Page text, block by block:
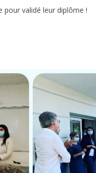
pour validé leur diplôme !